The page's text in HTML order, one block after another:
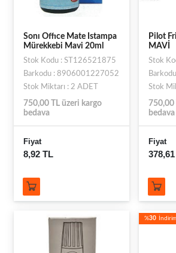
Sonı Offıce Mate Istampa
Mürekkebi Mavi 20ml
Stok Kodu : ST126521875
Barkodu : 8906001227052
Stok Miktarı : 2 ADET
750,00 TL üzeri kargo
bedava
Fiyat
8,92 TL
Pilot
MAVİ
Stok
Stok
750,00
bedava
Fiyat
%30